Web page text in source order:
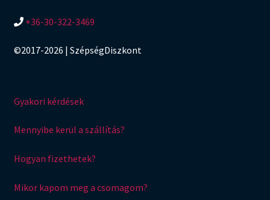
+36-30-322-3469
©2017-2026 | SzépségDiszkont
Gyakori kérdések
Mennyibe kerül a szállítás?
Hogyan fizethetek?
Mikor kapom meg a csomagom?